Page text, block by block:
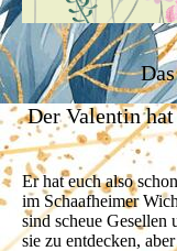
Der Valentin
Er hat euch also
im Schaafheimer
sind scheue Gesellen
sie zu entdecken,